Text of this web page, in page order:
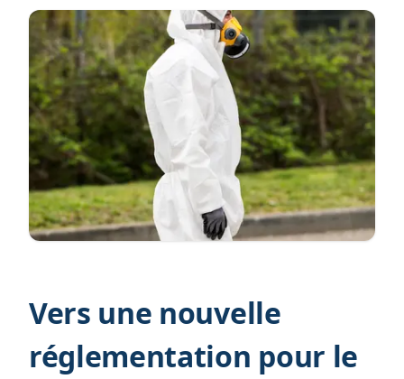
Vers une nouvelle
réglementation pour le